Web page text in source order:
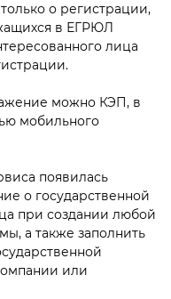
о регистрации,
в ЕГРЮЛ
лица
можно КЭП, в
мобильного
появилась
о государственной
при создании любой
а также заполнить
или